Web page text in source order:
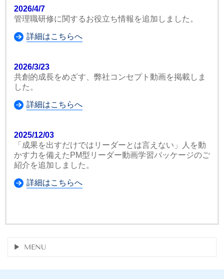
2026/4/7
管理職研修に関するお役立ち情報を追加しました。
詳細はこちらへ
2026/3/23
共創的成長をめざす、弊社コンセプト動画を掲載しま
した。
詳細はこちらへ
2025/12/03
「成果を出すだけではリーダーとは言えない」人を動
かす力を備えたPM型リーダー動画学習パッケージのご
紹介を追加しました。
詳細はこちらへ
MENU